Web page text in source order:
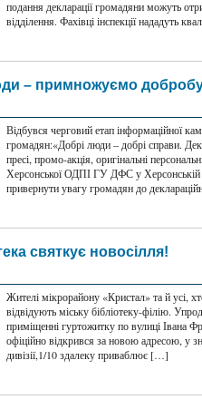
подання декларації громадяни можуть
відділення. Фахівці інспекції нададуть
– примножуємо
Відбувся черговий етап інформаційної
громадян:«Добрі люди – добрі справи.
пресі, промо-акція, оригінальні
Херсонської ОДПІ ГУ ДФС у Херсонській
привернути увагу громадян до
святкує новосілля!
Жителі мікрорайону «Кристал» та й усі,
відвідують міську бібліотеку-філію.
приміщенні гуртожитку по вулиці Івана
офіційно відкрився за новою адресою, у
дивізії,1/10 здалеку приваблює […]